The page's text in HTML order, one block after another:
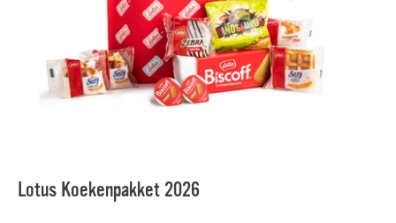
Lotus Koekenpakket 2026